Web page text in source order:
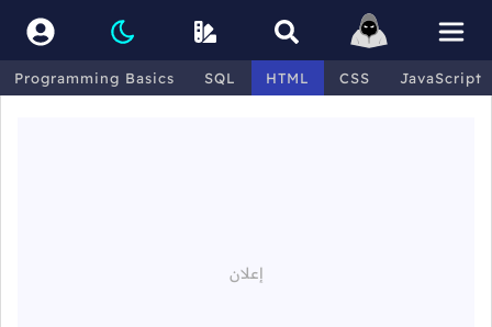
Programming Basics SQL HTML CSS JavaScript